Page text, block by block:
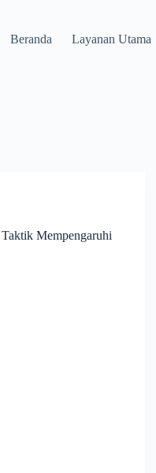
Beranda Layanan Utama
Mempengaruhi